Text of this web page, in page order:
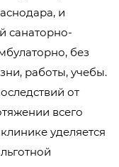
и
санаторно-
без
работы, учебы.
от
всего
уделяется